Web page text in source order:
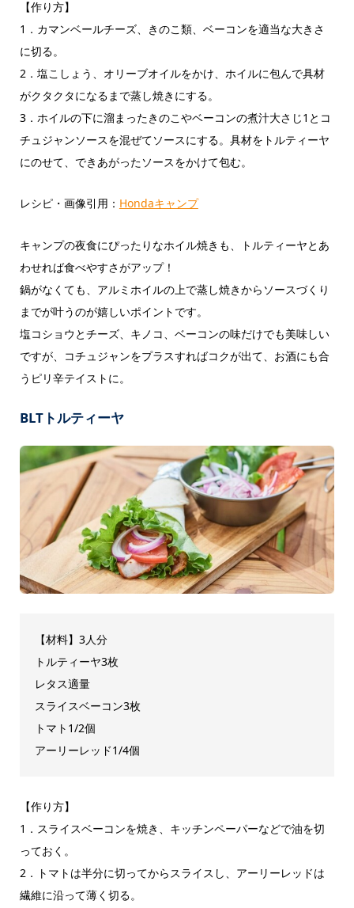
【作り方】
1．カマンベールチーズ、きのこ類、ベーコンを適当な大きさ
に切る。
2．塩こしょう、オリーブオイルをかけ、ホイルに包んで具材
がクタクタになるまで蒸し焼きにする。
3．ホイルの下に溜まったきのこやベーコンの煮汁大さじ1とコ
チュジャンソースを混ぜてソースにする。具材をトルティーヤ
にのせて、できあがったソースをかけて包む。
レシピ・画像引用： Hondaキャンプ
キャンプの夜食にぴったりなホイル焼きも、トルティーヤとあ
わせれば食べやすさがアップ！
鍋がなくても、アルミホイルの上で蒸し焼きからソースづくり
までが叶うのが嬉しいポイントです。
塩コショウとチーズ、キノコ、ベーコンの味だけでも美味しい
ですが、コチュジャンをプラスすればコクが出て、お酒にも合
うピリ辛テイストに。
BLTトルティーヤ
【材料】3人分
トルティーヤ3枚
レタス適量
スライスベーコン3枚
トマト1/2個
アーリーレッド1/4個
【作り方】
1．スライスベーコンを焼き、キッチンペーパーなどで油を切
っておく。
2．トマトは半分に切ってからスライスし、アーリーレッドは
繊維に沿って薄く切る。